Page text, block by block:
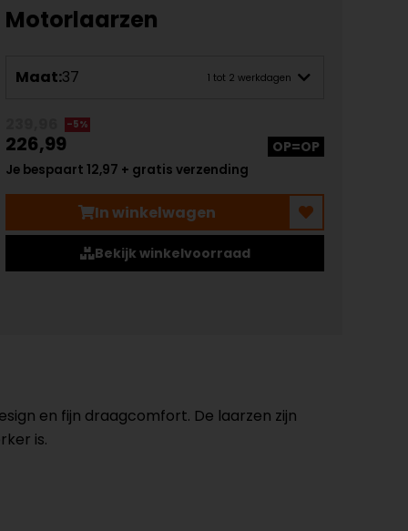
Motorlaarzen
Maat:37 1 tot 2 werkdagen
-5%
226,99
Je bespaart 12,97 + gratis verzending
OP=OP
In winkelwagen
Bekijk winkelvoorraad
en fijn draagcomfort. De laarzen zijn
is.